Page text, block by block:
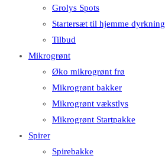
Grolys Spots
Startersæt til hjemme dyrkning
Tilbud
Mikrogrønt
Øko mikrogrønt frø
Mikrogrønt bakker
Mikrogrønt vækstlys
Mikrogrønt Startpakke
Spirer
Spirebakke